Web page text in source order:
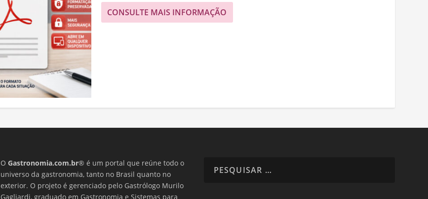
CONSULTE MAIS INFORMAÇÃO
OGastronomia.com.br® é um portal que reúne todo o
universo da gastronomia, tanto no Brasil quanto no
exterior. O projeto é gerenciado pelo Gastrólogo Murilo
Gagliardi, graduado em Gastronomia e Sistemas para